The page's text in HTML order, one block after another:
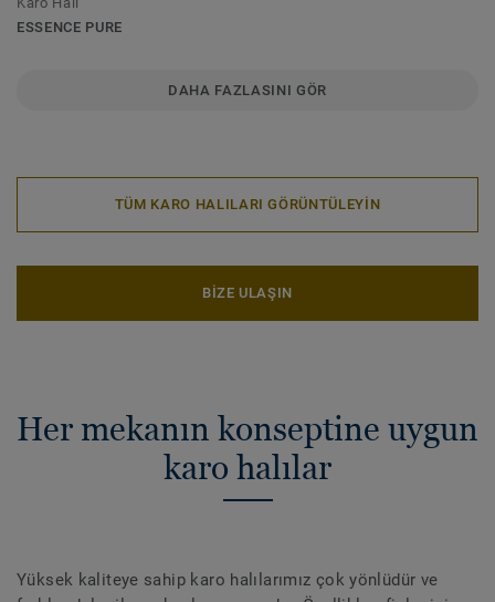
ESSENCE PURE
DAHA FAZLASINI GÖR
TÜM KARO HALILARI GÖRÜNTÜLEYİN
BİZE ULAŞIN
Her mekanın konseptine uygun
karo halılar
Yüksek kaliteye sahip karo halılarımız çok yönlüdür ve